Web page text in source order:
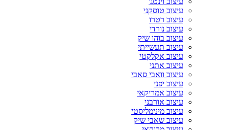
עיצוב טוסקני
עיצוב רטרו
עיצוב נורדי
עיצוב בוהו שיק
עיצוב תעשייתי
עיצוב אקלקטי
עיצוב אתני
עיצוב וואבי סאבי
עיצוב יפני
עיצוב אמריקאי
עיצוב אורבני
עיצוב מינימליסטי
עיצוב שאבי שיק